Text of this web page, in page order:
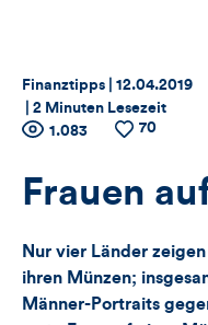
Thema:
Finanztipps | Datum:
12.04.2019
2 Minuten Lesezeit
Zähler
für
Views,
Likes
Anzahl
Views
1.083
Anzahl
70
Frauen
Nur vier Länder
ihren Münzen;
Männer-Portraits